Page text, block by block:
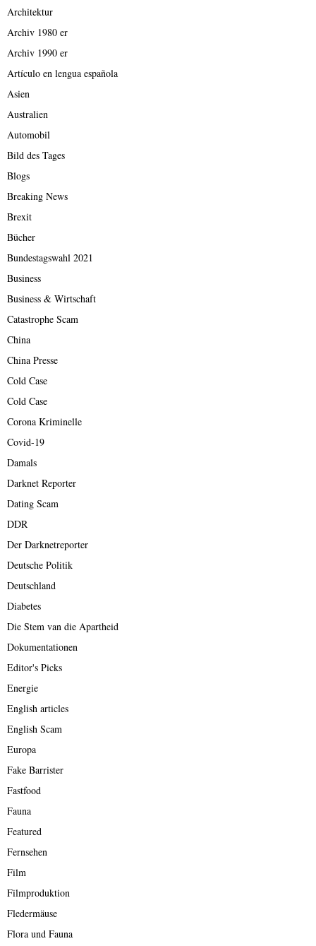
Architektur
Archiv 1980 er
Archiv 1990 er
Artículo en lengua española
Asien
Australien
Automobil
Bild des Tages
Blogs
Breaking News
Brexit
Bücher
Bundestagswahl 2021
Business
Business & Wirtschaft
Catastrophe Scam
China
China Presse
Cold Case
Cold Case
Corona Kriminelle
Covid-19
Damals
Darknet Reporter
Dating Scam
DDR
Der Darknetreporter
Deutsche Politik
Deutschland
Diabetes
Die Stem van die Apartheid
Dokumentationen
Editor's Picks
Energie
English articles
English Scam
Europa
Fake Barrister
Fastfood
Fauna
Featured
Fernsehen
Film
Filmproduktion
Fledermäuse
Flora und Fauna